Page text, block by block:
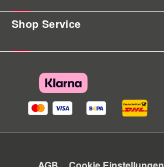
Shop Service